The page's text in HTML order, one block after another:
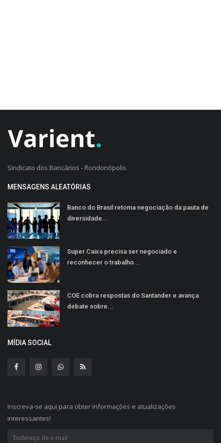
Sindicato dos Bancários - Rondonópolis
MENSAGENS ALEATÓRIAS
Banco do Brasil retoma negociação da pauta de
diversidade...
Super Caixa precisa ser negociado e
reconhecer o trabalho...
COE cobra respostas do Santander e avança
debate sobre...
MÍDIA SOCIAL
Inscreva-se aqui para obter informações e atualizações
interessantes!